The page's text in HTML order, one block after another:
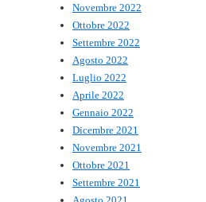
Novembre 2022
Ottobre 2022
Settembre 2022
Agosto 2022
Luglio 2022
Aprile 2022
Gennaio 2022
Dicembre 2021
Novembre 2021
Ottobre 2021
Settembre 2021